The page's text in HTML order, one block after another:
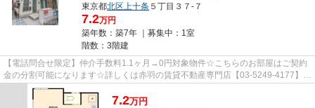
東京都北区上十条 ５丁目３７-７
7.2万円
築年数：築7年 ｜募集中： 1室
階数：3階建
【電話問合せ限定】仲介手数料1.1ヶ月→0円対象物件☆こちらのお部屋はご契約
金の分割可能になります☆詳しくは赤羽の賃貸不動産専門店【03-5249-4177】
VISION赤羽店までご連絡下さい！！
7.2万円